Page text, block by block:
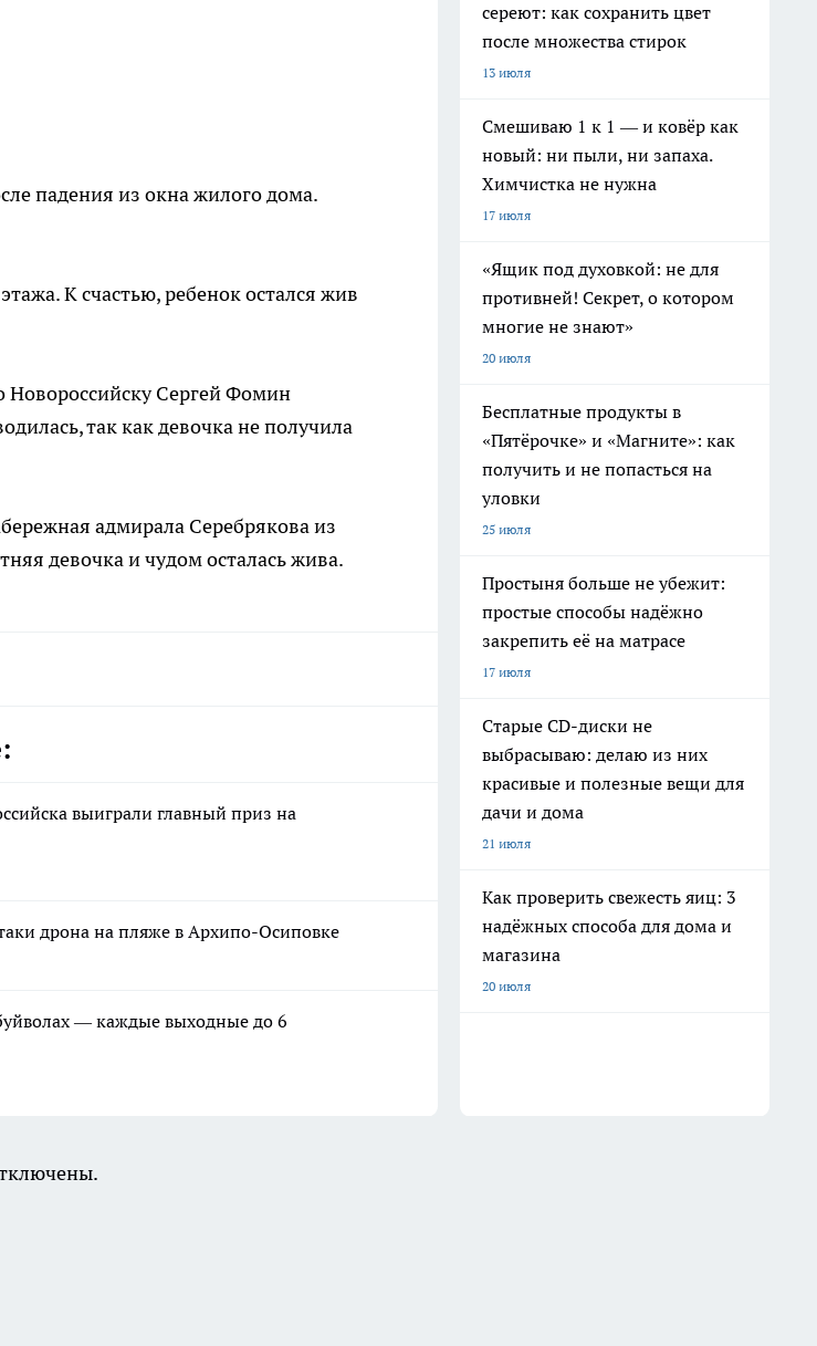
падения из окна жилого дома.
К счастью, ребенок остался жив
Новороссийску Сергей Фомин
так как девочка не получила
адмирала Серебрякова из
девочка и чудом осталась жива.
выиграли главный приз на
дрона на пляже в Архипо-Осиповке
— каждые выходные до 6
сереют: как сохранить цвет
после множества стирок
13 июля
Смешиваю 1 к 1 — и ковёр как
новый: ни пыли, ни запаха.
Химчистка не нужна
17 июля
«Ящик под духовкой: не для
противней! Секрет, о котором
многие не знают»
20 июля
Бесплатные продукты в
«Пятёрочке» и «Магните»: как
получить и не попасться на
уловки
25 июля
Простыня больше не убежит:
простые способы надёжно
закрепить её на матрасе
17 июля
Старые CD-диски не
выбрасываю: делаю из них
красивые и полезные вещи для
дачи и дома
21 июля
Как проверить свежесть яиц: 3
надёжных способа для дома и
магазина
20 июля